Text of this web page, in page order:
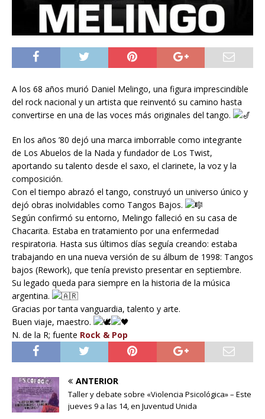
A los 68 años murió Daniel Melingo, una figura imprescindible
del rock nacional y un artista que reinventó su camino hasta
convertirse en una de las voces más originales del tango.
En los años ’80 dejó una marca imborrable como integrante
de Los Abuelos de la Nada y fundador de Los Twist,
aportando su talento desde el saxo, el clarinete, la voz y la
composición.
Con el tiempo abrazó el tango, construyó un universo único y
dejó obras inolvidables como Tangos Bajos.
Según confirmó su entorno, Melingo falleció en su casa de
Chacarita. Estaba en tratamiento por una enfermedad
respiratoria. Hasta sus últimos días seguía creando: estaba
trabajando en una nueva versión de su álbum de 1998: Tangos
bajos (Rework), que tenía previsto presentar en septiembre.
Su legado queda para siempre en la historia de la música
argentina.
Gracias por tanta vanguardia, talento y arte.
Buen viaje, maestro.
N. de la R; fuente Rock & Pop
ANTERIOR
Taller y debate sobre «Violencia Psicológica» – Este
jueves 9 a las 14, en Juventud Unida